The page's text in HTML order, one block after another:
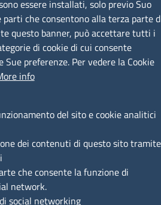
policy Accesso riservato
© 2023 SNI Servizio Nuove Imprese
essere installati, solo previo Suo
parti che consentono alla terza parte
questo banner, può accettare tutti i
di cookie di cui consente
Sue preferenze. Per vedere la Cookie
info
del sito e cookie analitici
dei contenuti di questo sito tramite
che consente la funzione di
network.
social networking